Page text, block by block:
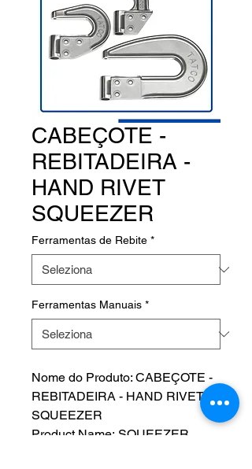
CABEÇOTE -
REBITADEIRA -
HAND RIVET
SQUEEZER
Ferramentas de Rebite *
Ferramentas Manuais *
Nome do Produto: CABEÇOTE -
REBITADEIRA - HAND RIVET
SQUEEZER
Product Name: SQUEEZER